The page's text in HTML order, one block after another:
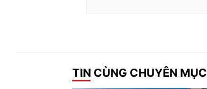
TIN CÙNG CHUYÊN MỤC